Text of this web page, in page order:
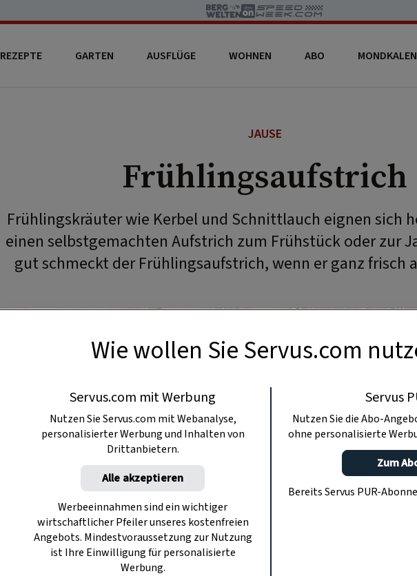
REZEPTE GARTEN AUSFLÜGE WOHNEN ABO
JAUSE
Frühlingsaufstrich
Frühlingskräuter wie Kerbel und Schnittlauch eignen sich
einen selbstgemachten Aufstrich zum Frühstück oder zur
gut schmeckt der Frühlingsaufstrich, wenn er ganz frisch
Wie wollen Sie Servus.com
Servus.com mit Werbung
Nutzen Sie Servus.com mit Webanalyse,
personalisierter Werbung und Inhalten von
Drittanbietern.
Alle akzeptieren
Werbeeinnahmen sind ein wichtiger
wirtschaftlicher Pfeiler unseres kostenfreien
Angebots. Mindestvoraussetzung zur Nutzung
ist Ihre Einwilligung für personalisierte
Werbung.
Servus
Nutzen Sie die Abo-
ohne personalisierte
Zum
Bereits Servus PUR-